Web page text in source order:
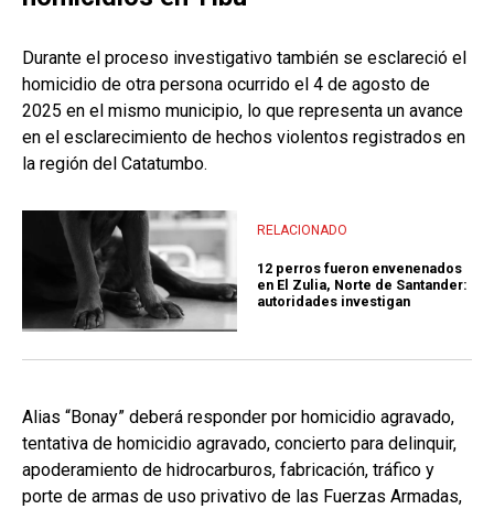
Durante el proceso investigativo también se esclareció el
homicidio de otra persona ocurrido el 4 de agosto de
2025 en el mismo municipio, lo que representa un avance
en el esclarecimiento de hechos violentos registrados en
la región del Catatumbo.
RELACIONADO
12 perros fueron envenenados
en El Zulia, Norte de Santander:
autoridades investigan
Alias “Bonay” deberá responder por homicidio agravado,
tentativa de homicidio agravado, concierto para delinquir,
apoderamiento de hidrocarburos, fabricación, tráfico y
porte de armas de uso privativo de las Fuerzas Armadas,